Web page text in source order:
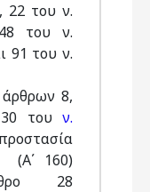
22 του ν.
του ν.
91 του ν.
άρθρων 8,
του ν.
(Α΄ 160)
28